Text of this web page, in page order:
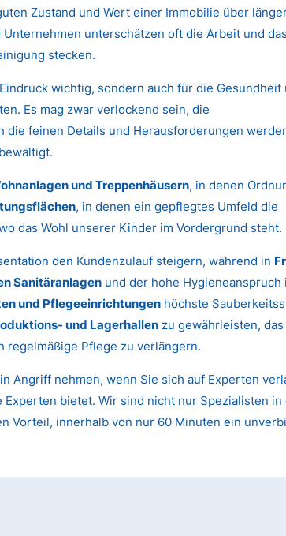
Zustand und Wert einer Immobilie über
unterschätzen oft die Arbeit und das
stecken.
wichtig, sondern auch für die Gesundheit
Es mag zwar verlockend sein, die
die feinen Details und Herausforderungen
und Treppenhäusern, in denen
, in denen ein gepflegtes Umfeld die
das Wohl unserer Kinder im Vordergrund steht.
den Kundenzulauf steigern, während in
Sanitäranlagen und der hohe
und Pflegeeinrichtungen höchste
und Lagerhallen zu gewährleisten,
regelmäßige Pflege zu verlängern.
Angriff nehmen, wenn Sie sich auf Experten
bietet. Wir sind nicht nur Spezialisten
Vorteil, innerhalb von nur 60 Minuten ein